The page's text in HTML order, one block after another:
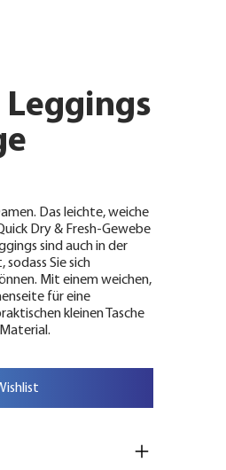
Das leichte, weiche
Dry & Fresh-Gewebe
sind auch in der
sodass Sie sich
Mit einem weichen,
für eine
kleinen Tasche